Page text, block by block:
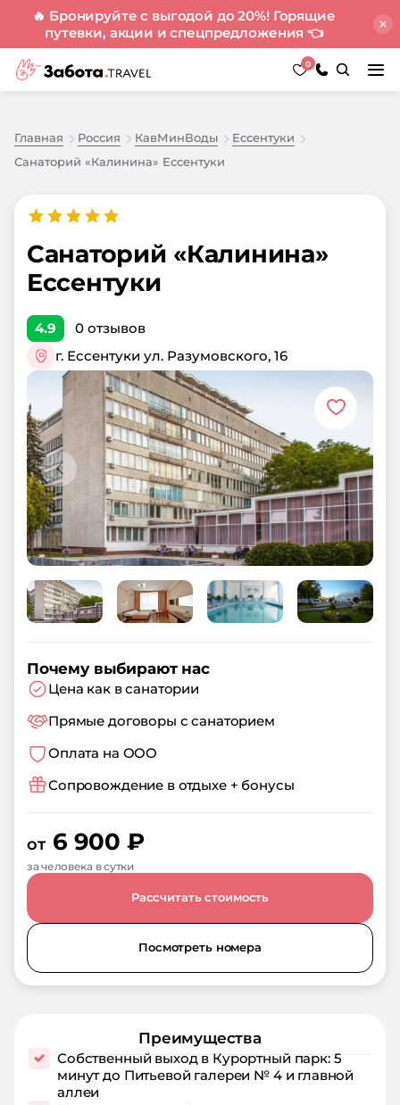
🔥 Бронируйте с выгодой до 20%! Горящие
путевки, акции и спецпредложения 👈
0
Главная Россия КавМинВоды
Ессентуки
Санаторий «Калинина» Ессентуки
Санаторий «Калинина»
Ессентуки
4.9 0 отзывов
г. Ессентуки ул. Разумовского, 16
Почему выбирают нас
Цена как в санатории
Прямые договоры с санаторием
Оплата на ООО
Сопровождение в отдыхе + бонусы
от 6 900 ₽
за человека в сутки
Рассчитать стоимость
Посмотреть номера
Преимущества
Собственный выход в Курортный парк: 5
минут до Питьевой галереи № 4 и главной
аллеи